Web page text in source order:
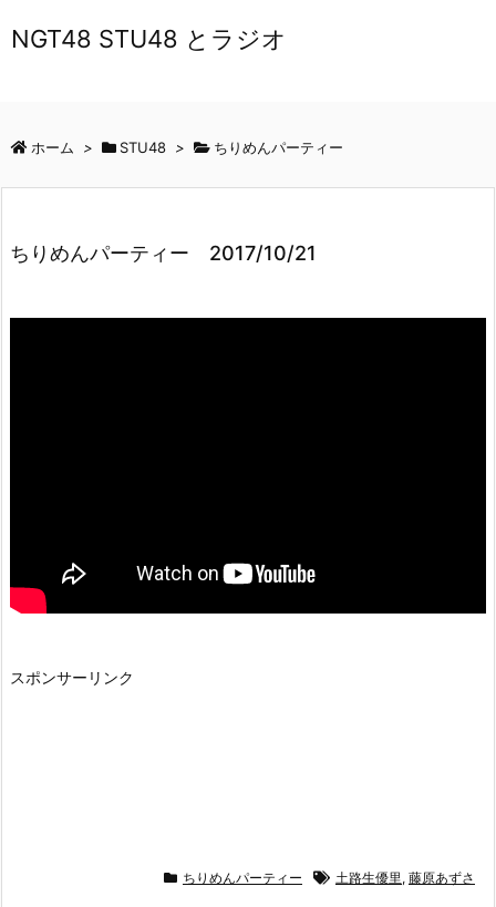
NGT48 STU48 とラジオ
ホーム > STU48 > ちりめんパーティー
ちりめんパーティー 2017/10/21
スポンサーリンク
ちりめんパーティー 土路生優里, 藤原あずさ